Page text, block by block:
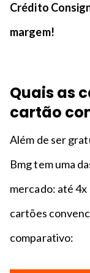
Crédito
margem!
Quais as
cartão
Além de ser
Bmg tem uma
mercado: até 4x
cartões
comparativo: